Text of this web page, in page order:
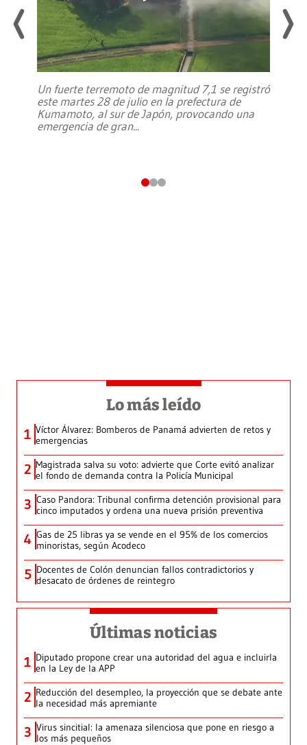
Un fuerte terremoto de magnitud 7,1 se registró
este martes 28 de julio en la prefectura de
Kumamoto, al sur de Japón, provocando una
emergencia de gran...
Lo más leído
1 Víctor Álvarez: Bomberos de Panamá advierten de retos y
emergencias
2 Magistrada salva su voto: advierte que Corte evitó analizar
el fondo de demanda contra la Policía Municipal
3 Caso Pandora: Tribunal confirma detención provisional para
cinco imputados y ordena una nueva prisión preventiva
4 Gas de 25 libras ya se vende en el 95% de los comercios
minoristas, según Acodeco
5 Docentes de Colón denuncian fallos contradictorios y
desacato de órdenes de reintegro
Últimas noticias
1 Diputado propone crear una autoridad del agua e incluirla
en la Ley de la APP
2 Reducción del desempleo, la proyección que se debate ante
la necesidad más apremiante
3 Virus sincitial: la amenaza silenciosa que pone en riesgo a
los más pequeños